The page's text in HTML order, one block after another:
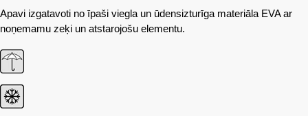
Apavi izgatavoti no īpaši viegla un ūdensizturīga materiāla EVA ar
noņemamu zeķi un atstarojošu elementu.